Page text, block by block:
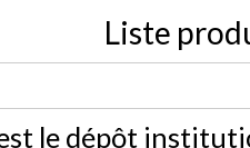
Liste
le dépôt